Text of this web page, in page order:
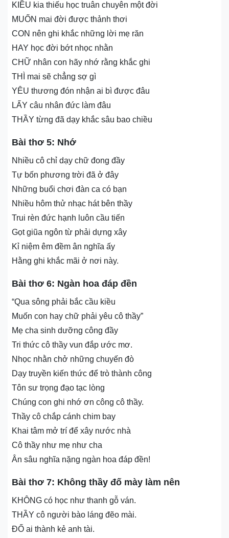
KIỀU kia thiếu học truân chuyên một đời
MUỐN mai đời được thảnh thơi
CON nên ghi khắc những lời mẹ răn
HAY học đời bớt nhọc nhằn
CHỮ nhân con hãy nhớ rằng khắc ghi
THÌ mai sẽ chẳng sợ gì
YÊU thương đón nhận ai bì được đâu
LẤY câu nhân đức làm đâu
THẦY từng đã dạy khắc sâu bao chiều
Bài thơ 5: Nhớ
Nhiều cô chỉ dạy chữ đong đầy
Tự bốn phương trời đã ở đây
Những buổi chơi đàn ca có bạn
Nhiều hôm thử nhạc hát bên thầy
Trui rèn đức hạnh luôn cầu tiến
Gọt giũa ngôn từ phải dựng xây
Kỉ niệm êm đềm ân nghĩa ấy
Hằng ghi khắc mãi ở nơi này.
Bài thơ 6: Ngàn hoa đáp đền
“Qua sông phải bắc cầu kiều
Muốn con hay chữ phải yêu cô thầy”
Mẹ cha sinh dưỡng công đầy
Tri thức cô thầy vun đắp ước mơ.
Nhọc nhằn chở những chuyến đò
Dạy truyền kiến thức để trò thành công
Tôn sư trọng đạo tạc lòng
Chúng con ghi nhớ ơn công cô thầy.
Thầy cô chắp cánh chim bay
Khai tâm mở trí để xây nước nhà
Cô thầy như mẹ như cha
Ân sâu nghĩa nặng ngàn hoa đáp đền!
Bài thơ 7: Không thầy đố mày làm nên
KHÔNG có học như thanh gỗ ván.
THẦY cô người bào láng đẽo mài.
ĐỐ ai thành kẻ anh tài.